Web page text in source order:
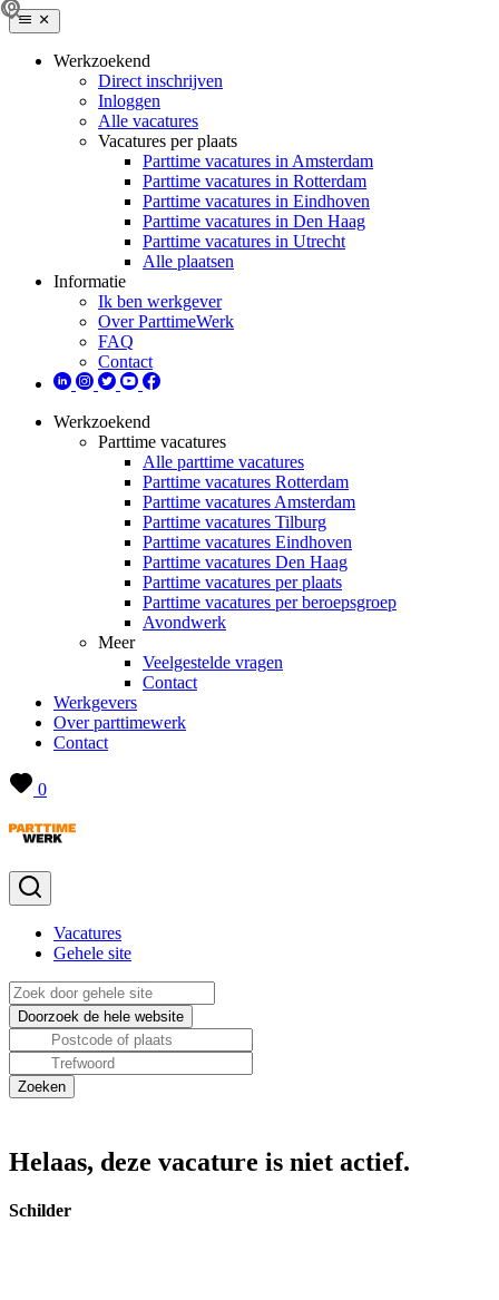
Werkzoekend
Direct inschrijven
Inloggen
Alle vacatures
Vacatures per plaats
Parttime vacatures in Amsterdam
Parttime vacatures in Rotterdam
Parttime vacatures in Eindhoven
Parttime vacatures in Den Haag
Parttime vacatures in Utrecht
Alle plaatsen
Informatie
Ik ben werkgever
Over ParttimeWerk
FAQ
Contact
Werkzoekend
Parttime vacatures
Alle parttime vacatures
Parttime vacatures Rotterdam
Parttime vacatures Amsterdam
Parttime vacatures Tilburg
Parttime vacatures Eindhoven
Parttime vacatures Den Haag
Parttime vacatures per plaats
Parttime vacatures per beroepsgroep
Avondwerk
Meer
Veelgestelde vragen
Contact
Werkgevers
Over parttimewerk
Contact
0
Vacatures
Gehele site
Helaas, deze vacature is niet actief.
Schilder